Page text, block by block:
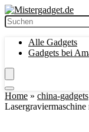
Alle Gadgets
Gadgets bei
Home » china-gadgets